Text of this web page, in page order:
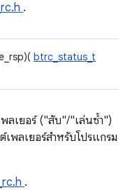
.
btrc_status_t
ลเยอร์ ("สับ"/"เล่นซ้ำ")
พลเยอร์สําหรับโปรแกรม
.